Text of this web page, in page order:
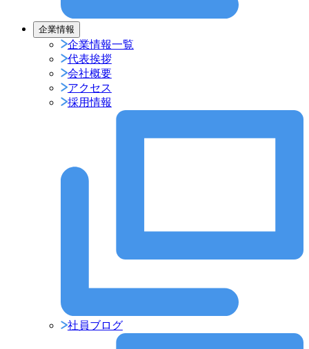
企業情報
企業情報一覧
代表挨拶
会社概要
アクセス
採用情報
社員ブログ